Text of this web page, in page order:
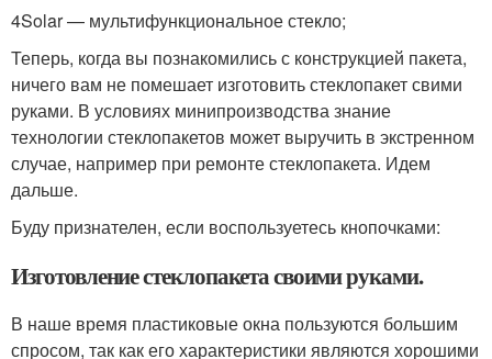
4Solar — мультифункциональное стекло;
Теперь, когда вы познакомились с конструкцией пакета,
ничего вам не помешает изготовить стеклопакет свими
руками. В условиях минипроизводства знание
технологии стеклопакетов может выручить в экстренном
случае, например при ремонте стеклопакета. Идем
дальше.
Буду признателен, если воспользуетесь кнопочками:
Изготовление стеклопакета своими руками.
В наше время пластиковые окна пользуются большим
спросом, так как его характеристики являются хорошими